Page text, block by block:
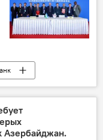
область
Азербайджан.